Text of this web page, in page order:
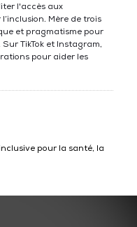
l'accès aux
Mère de trois
et pragmatisme pour
TikTok et Instagram,
pour aider les
pour la santé, la